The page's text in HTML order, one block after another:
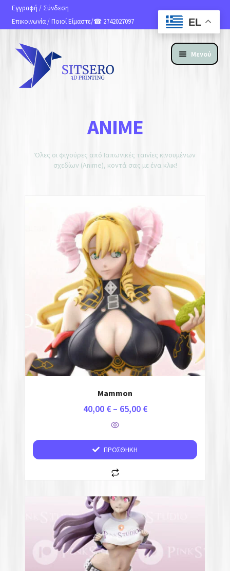
Εγγραφή / Σύνδεση
Επικοινωνία/ Ποιοί Είμαστε/☎ 2742027097
Μενού
Αθλήματα
Προσωποποιημένο Προϊόν
Auto-Moto
Σπίτι & Κήπος
3D Φιγούρες
Anime
Cartoons
Games
Cosplay
Μπρελόκ
NSFW
ANIME
Όλες οι φιγούρες από Ιαπωνικές ταινίες κινουμένων
σχεδίων (Anime), κοντά σας με ένα κλικ!
Mammon
40,00 € – 65,00 €
ΠΡΟΣΘΉΚΗ
EL